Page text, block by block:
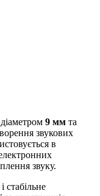
9 мм та
звукових
в
звуку.
стабільне